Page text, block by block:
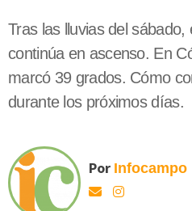
Tras las lluvias del sábado,
continúa en ascenso. En
marcó 39 grados. Cómo
durante los próximos días.
Por Infocampo